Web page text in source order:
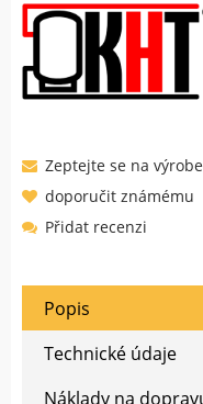
Zeptejte se na
doporučit známému
Přidat recenzi
Popis
Technické údaje
Náklady na